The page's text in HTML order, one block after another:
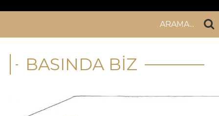
ARAMA...
BASINDA BİZ